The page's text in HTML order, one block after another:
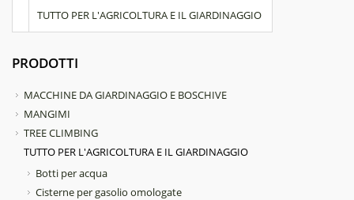
TUTTO PER L'AGRICOLTURA E IL GIARDINAGGIO
PRODOTTI
MACCHINE DA GIARDINAGGIO E BOSCHIVE
MANGIMI
TREE CLIMBING
TUTTO PER L'AGRICOLTURA E IL GIARDINAGGIO
Botti per acqua
Cisterne per gasolio omologate